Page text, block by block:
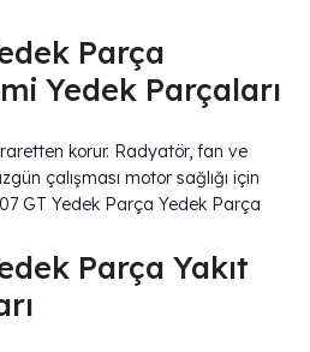
Parça
Yedek Parçaları
korur. Radyatör, fan ve
çalışması motor sağlığı için
Parça Yakıt